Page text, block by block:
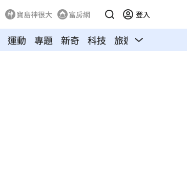
寶島神很大 富房網 登入
運動 專題 新奇 科技 旅遊 汽車